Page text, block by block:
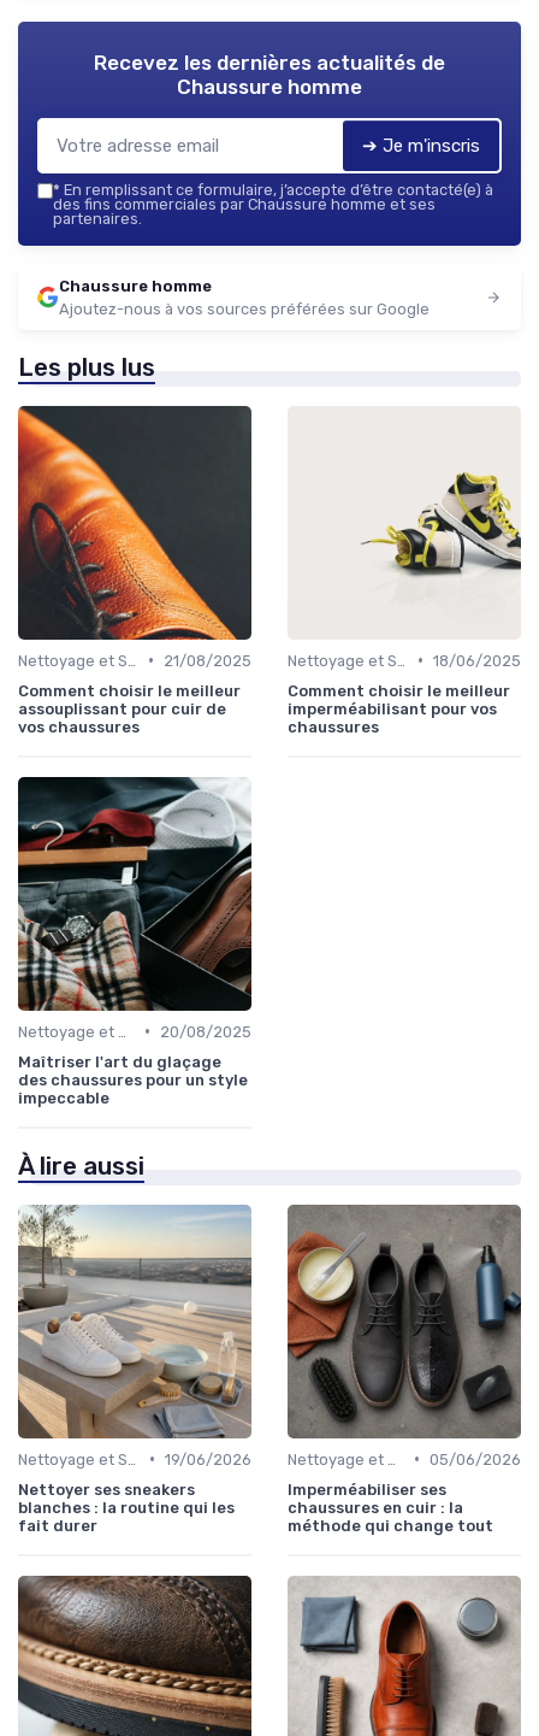
Recevez les dernières actualités de
Chaussure homme
➔ Je m'inscris
* En remplissant ce formulaire, j’accepte d’être contacté(e) à
des fins commerciales par Chaussure homme et ses
partenaires.
Chaussure homme
Ajoutez-nous à vos sources préférées sur Google
Les plus lus
•
21/08/2025
Comment choisir le meilleur
assouplissant pour cuir de
vos chaussures
• 18/06/2025
Comment choisir le meilleur
imperméabilisant pour vos
chaussures
•
20/08/2025
Maîtriser l'art du glaçage
des chaussures pour un style
impeccable
À lire aussi
• 19/06/2026
Nettoyer ses sneakers
blanches : la routine qui les
fait durer
• 05/06/2026
Imperméabiliser ses
chaussures en cuir : la
méthode qui change tout